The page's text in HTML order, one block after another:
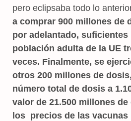
pero eclipsaba todo lo
a comprar 900 millones de
por adelantado, suficientes
población adulta de la UE
veces. Finalmente, se
otros 200 millones de
número total de dosis a
valor de 21.500 millones
los precios de las